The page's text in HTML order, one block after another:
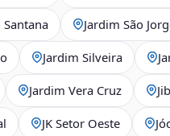
Santana Jardim São
Jardim Silveira
Jardim Vera Cruz
JK Setor Oeste